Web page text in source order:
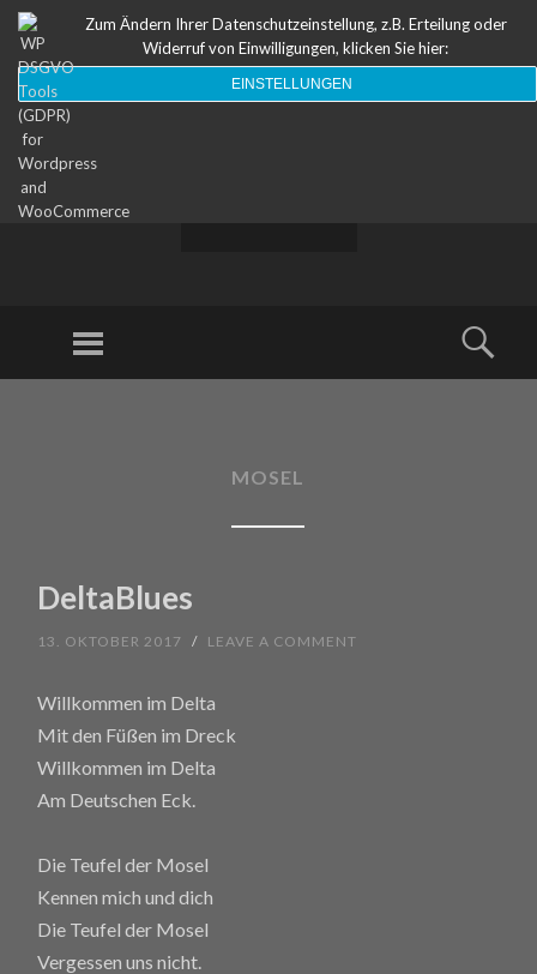
ODEON
Menu
MOSEL
DeltaBlues
13. OKTOBER 2017 / LEAVE A COMMENT
Willkommen im Delta
Mit den Füßen im Dreck
Willkommen im Delta
Am Deutschen Eck.
Die Teufel der Mosel
Kennen mich und dich
Die Teufel der Mosel
Vergessen uns nicht.
Zum Ändern Ihrer Datenschutzeinstellung, z.B. Erteilung oder
Widerruf von Einwilligungen, klicken Sie hier:
EINSTELLUNGEN